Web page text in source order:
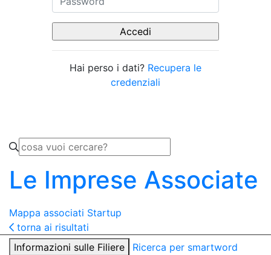
Hai perso i dati? Recupera le
credenziali
Le Imprese Associate
Mappa associati Startup
torna ai risultati
Informazioni sulle Filiere
Ricerca per smartword